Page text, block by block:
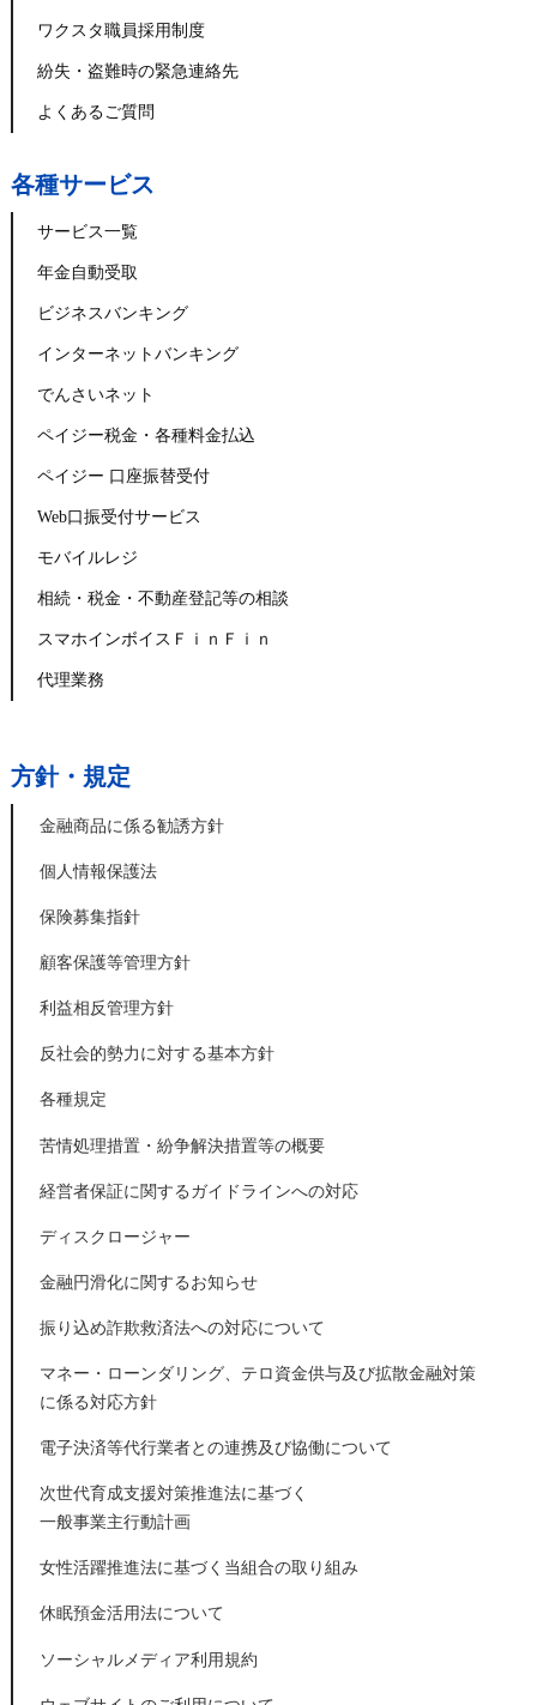
ワクスタ職員採用制度
紛失・盗難時の緊急連絡先
よくあるご質問
各種サービス
サービス一覧
年金自動受取
ビジネスバンキング
インターネットバンキング
でんさいネット
ペイジー税金・各種料金払込
ペイジー 口座振替受付
Web口振受付サービス
モバイルレジ
相続・税金・不動産登記等の相談
スマホインボイスＦｉｎＦｉｎ
代理業務
方針・規定
金融商品に係る勧誘方針
個人情報保護法
保険募集指針
顧客保護等管理方針
利益相反管理方針
反社会的勢力に対する基本方針
各種規定
苦情処理措置・紛争解決措置等の概要
経営者保証に関するガイドラインへの対応
ディスクロージャー
金融円滑化に関するお知らせ
振り込め詐欺救済法への対応について
マネー・ローンダリング、テロ資金供与及び拡散金融対策
に係る対応方針
電子決済等代行業者との連携及び協働について
次世代育成支援対策推進法に基づく
一般事業主行動計画
女性活躍推進法に基づく当組合の取り組み
休眠預金活用法について
ソーシャルメディア利用規約